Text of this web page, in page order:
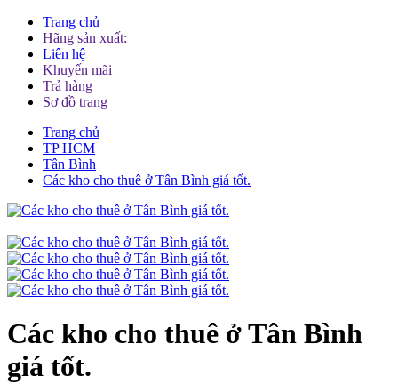
Trang chủ
Hãng sản xuất:
Liên hệ
Khuyến mãi
Trả hàng
Sơ đồ trang
Trang chủ
TP HCM
Tân Bình
Các kho cho thuê ở Tân Bình giá tốt.
Các kho cho thuê ở Tân Bình
giá tốt.